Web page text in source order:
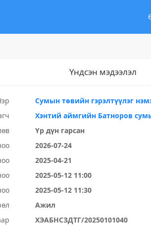
Үндсэн мэдээлэл
Сумын төвийн гэрэлтүүлэг
Хэнтий аймгийн Батноров
Үр дүн гарсан
2026-07-24
2025-04-21
2025-05-12 11:00
2025-05-12 11:30
Ажил
ХЭАБНСЗДТГ/20250101040